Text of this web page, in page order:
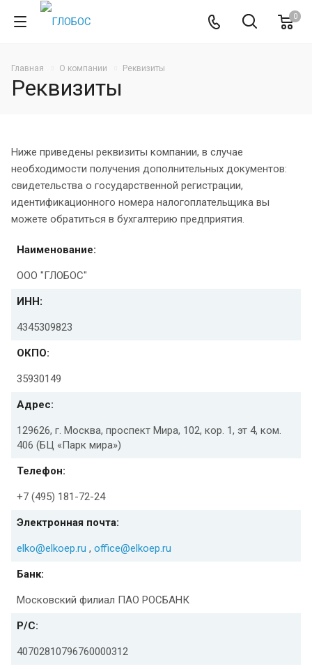
0
Главная О компании Реквизиты
Реквизиты
Ниже приведены реквизиты компании, в случае
необходимости получения дополнительных документов:
свидетельства о государственной регистрации,
идентификационного номера налогоплательщика вы
можете обратиться в бухгалтерию предприятия.
Наименование:
ООО "ГЛОБОС"
ИНН:
4345309823
ОКПО:
35930149
Адрес:
129626, г. Москва, проспект Мира, 102, кор. 1, эт 4, ком.
406 (БЦ «Парк мира»)
Телефон:
+7 (495) 181-72-24
Электронная почта:
elko@elkoep.ru , office@elkoep.ru
Банк:
Московский филиал ПАО РОСБАНК
Р/С:
40702810796760000312